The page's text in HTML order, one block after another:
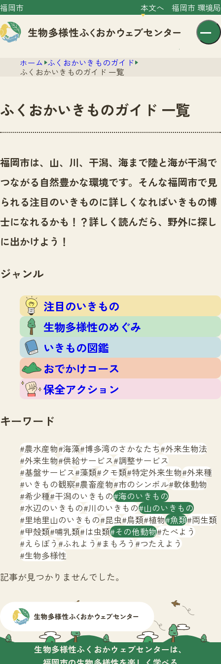
福岡市 本文へ 福岡市 環境局
センター紹介
センター紹介TOP
サイトポリシー
プライバシーポリシー
ニュースTOP
市の取組み
いきものガイド
いきものガイドTOP
注目のいきもの
生物多様性のめぐみ
保全アクション
イベント
いきもの調査隊
調査レポート
調査結果
ふくおかいきものマップ
マッチング
マッチングTOP
掲載申し込みフォーム
お問合せ
サイトマップ
ホーム ふくおかいきものガイド
ふくおかいきものガイド 一覧
ふくおかいきものガイド 一覧
福岡市は、山、川、干潟、海まで陸と海が干潟で
つながる自然豊かな環境です。 そんな福岡市で見
られる注目のいきものに詳しくなればいきもの博
士になれるかも！？詳しく読んだら、野外に探し
に出かけよう！
ジャンル
注目のいきもの
生物多様性のめぐみ
いきもの図鑑
おでかけコース
保全アクション
キーワード
農水産物 海藻 博多湾のさかなたち 外来生物法
外来生物 供給サービス 調整サービス
基盤サービス 藻類 クモ類 特定外来生物 外来種
いきもの観察 農畜産物 市のシンボル 軟体動物
希少種 干潟のいきもの 海のいきもの
水辺のいきもの 川のいきもの 山のいきもの
里地里山のいきもの 昆虫 鳥類 植物 魚類 両生類
甲殻類 哺乳類 は虫類 その他動物 たべよう
えらぼう ふれよう まもろう つたえよう
生物多様性
記事が見つかりませんでした。
生物多様性ふくおかウェブセンターは、